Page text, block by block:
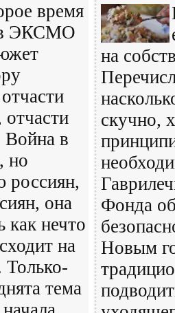
время
в ЭКСМО
отчасти
Война в
но
россиян,
она
как нечто
на
Только-
тема
на
скучно,
Фонда
Новым